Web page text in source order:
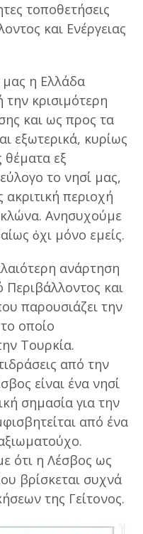
τοποθετήσεις
και Ενέργειας
μας η Ελλάδα
την κρισιμότερη
και ως προς τα
εξωτερικά, κυρίως
εξ
το νησί μας,
περιοχή
Ανησυχούμε
ὀχι μόνο εμείς.
ανάρτηση
και
παρουσιάζει την
οποίο
Τουρκία.
από την
είναι ένα νησί
σημασία για την
από ένα
ότι η Λέσβος ως
βρίσκεται συχνά
της Γείτονος.